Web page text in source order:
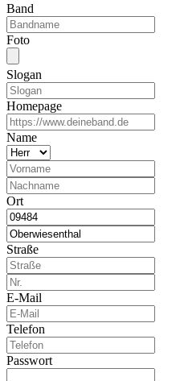
Band
Foto
Slogan
Homepage
Name
Ort
Straße
E-Mail
Telefon
Passwort